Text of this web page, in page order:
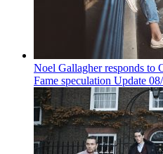
Noel Gallagher responds to
Fame speculation Update